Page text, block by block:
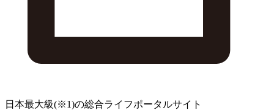
日本最大級(※1)の総合ライフポータルサイト